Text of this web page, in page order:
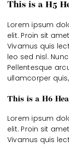
This is a H5
Lorem ipsum
elit. Proin sit
Vivamus quis
leo sed nisl.
Pellentesque
ullamcorper
This is a H6
Lorem ipsum
elit. Proin sit
Vivamus quis